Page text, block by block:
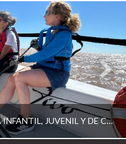
PROGRAMA RECREATIVO | VELA INFANTIL, JUVENIL Y DE CRUCERO 2026